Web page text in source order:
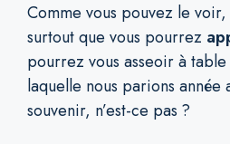
Comme vous pouvez le voir,
surtout que vous pourrez
pourrez vous asseoir à
laquelle nous parions
souvenir, n’est-ce pas ?